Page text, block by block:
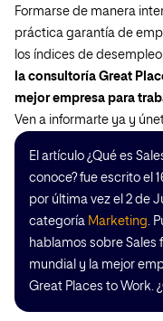
Formarse de manera
práctica garantía de
los índices de
la consultoría Great
mejor empresa para
Ven a informarte ya y
El artículo ¿Qué es
conoce? fue escrito el
por última vez el 2 de
categoría Marketing.
hablamos sobre Sales
mundial y la mejor
Great Places to Work.